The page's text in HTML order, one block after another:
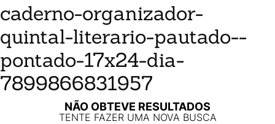
caderno-organizador-
quintal-literario-pautado--
pontado-17x24-dia-
7899866831957
NÃO OBTEVE RESULTADOS
TENTE FAZER UMA NOVA BUSCA
5º Planner
Planner Permanente
ºTrancoso
8ºMelissa
Caderneta